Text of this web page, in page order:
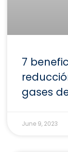
7
gases
June 9, 2023